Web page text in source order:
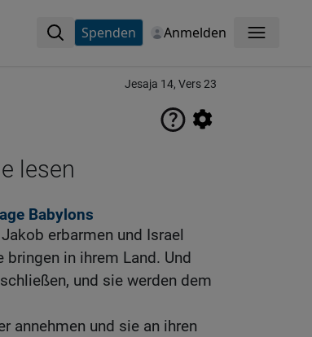
Spenden Anmelden Menü
Jesaja 14, Vers 23
lesen
Babylons
erbarmen und Israel
bringen in ihrem Land. Und
und sie werden dem
annehmen und sie an ihren